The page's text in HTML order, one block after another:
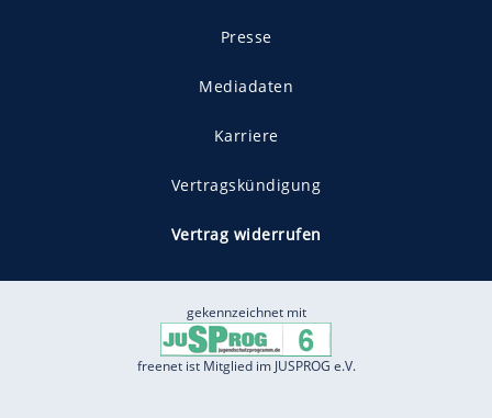
Presse
Mediadaten
Karriere
Vertragskündigung
Vertrag widerrufen
gekennzeichnet mit
freenet ist Mitglied im JUSPROG e.V.